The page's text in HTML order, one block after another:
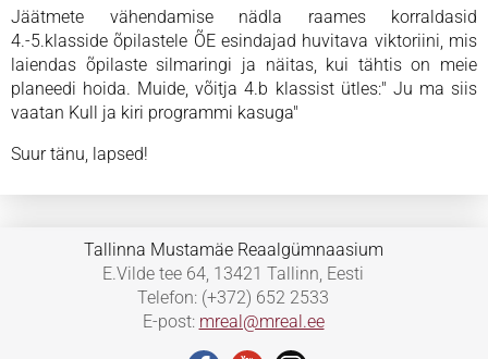
Jäätmete vähendamise nädla raames korraldasid
4.-5.klasside õpilastele ÕE esindajad huvitava viktoriini, mis
laiendas õpilaste silmaringi ja näitas, kui tähtis on meie
planeedi hoida. Muide, võitja 4.b klassist ütles:" Ju ma siis
vaatan Kull ja kiri programmi kasuga"
Suur tänu, lapsed!
Tallinna Mustamäe Reaalgümnaasium
E.Vilde tee 64, 13421 Tallinn, Eesti
Telefon: (+372) 652 2533
E-post: mreal@mreal.ee